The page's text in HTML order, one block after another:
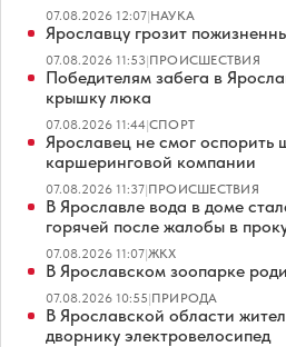
07.08.2026 12:07|НАУКА
Ярославцу грозит
07.08.2026 11:53|ПРОИСШЕСТВИЯ
Победителям забега в
крышку люка
07.08.2026 11:44|СПОРТ
Ярославец не смог оспорить
каршеринговой компании
07.08.2026 11:37|ПРОИСШЕСТВИЯ
В Ярославле вода в доме
горячей после жалобы в
07.08.2026 11:07|ЖКХ
В Ярославском зоопарке
07.08.2026 10:55|ПРИРОДА
В Ярославской области
дворнику электровелосипед